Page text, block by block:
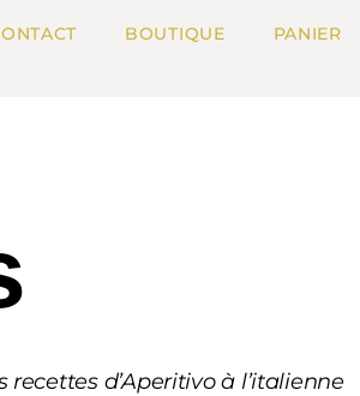
BOUTIQUE PANIER
d’Aperitivo à l’italienne